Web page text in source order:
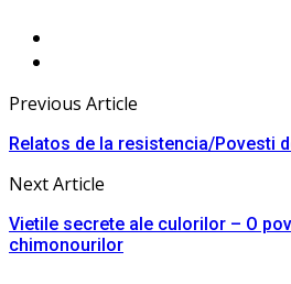
Previous Article
Relatos de la resistencia/Povesti
Next Article
Vietile secrete ale culorilor – O
chimonourilor